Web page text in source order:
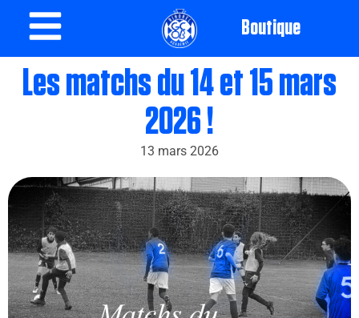
Boutique
Les matchs du 14 et 15 mars
2026 !
13 mars 2026